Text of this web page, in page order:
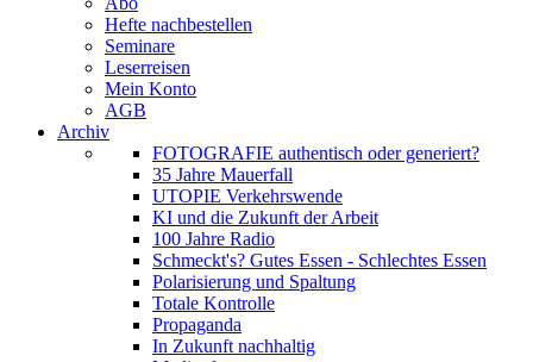
Hefte nachbestellen
Seminare
Leserreisen
Mein Konto
AGB
Archiv
FOTOGRAFIE authentisch oder generiert?
35 Jahre Mauerfall
UTOPIE Verkehrswende
KI und die Zukunft der Arbeit
100 Jahre Radio
Schmeckt's? Gutes Essen - Schlechtes Essen
Polarisierung und Spaltung
Totale Kontrolle
Propaganda
In Zukunft nachhaltig